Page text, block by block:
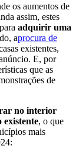
os aumentos de
assim, estes
adquirir uma
aprocura de
existentes,
E, por
que as
de
no interior
existente, o que
mais